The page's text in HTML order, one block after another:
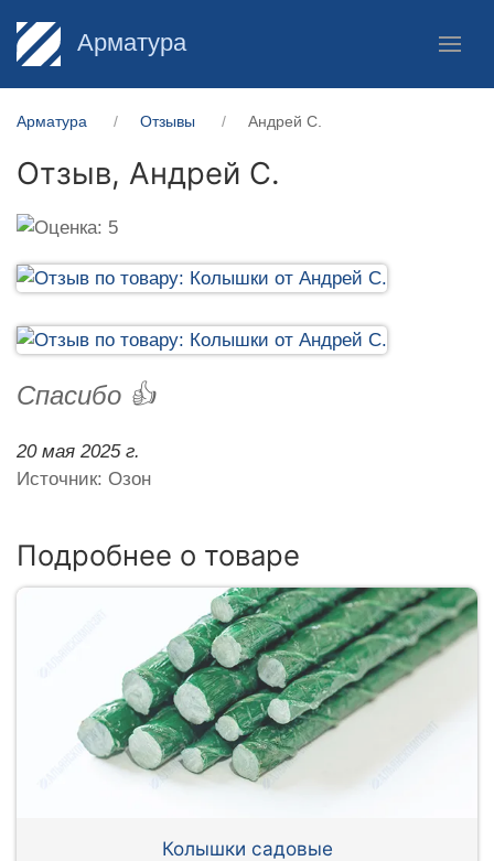
Арматура
Арматура Отзывы Андрей С.
Отзыв, Андрей С.
Спасибо 👍
20 мая 2025 г.
Источник: Озон
Подробнее о товаре
Колышки садовые